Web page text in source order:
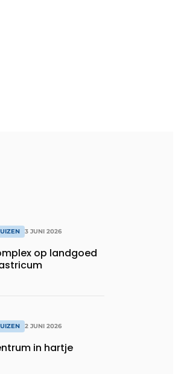
3 JUNI 2026
op landgoed
2 JUNI 2026
in hartje